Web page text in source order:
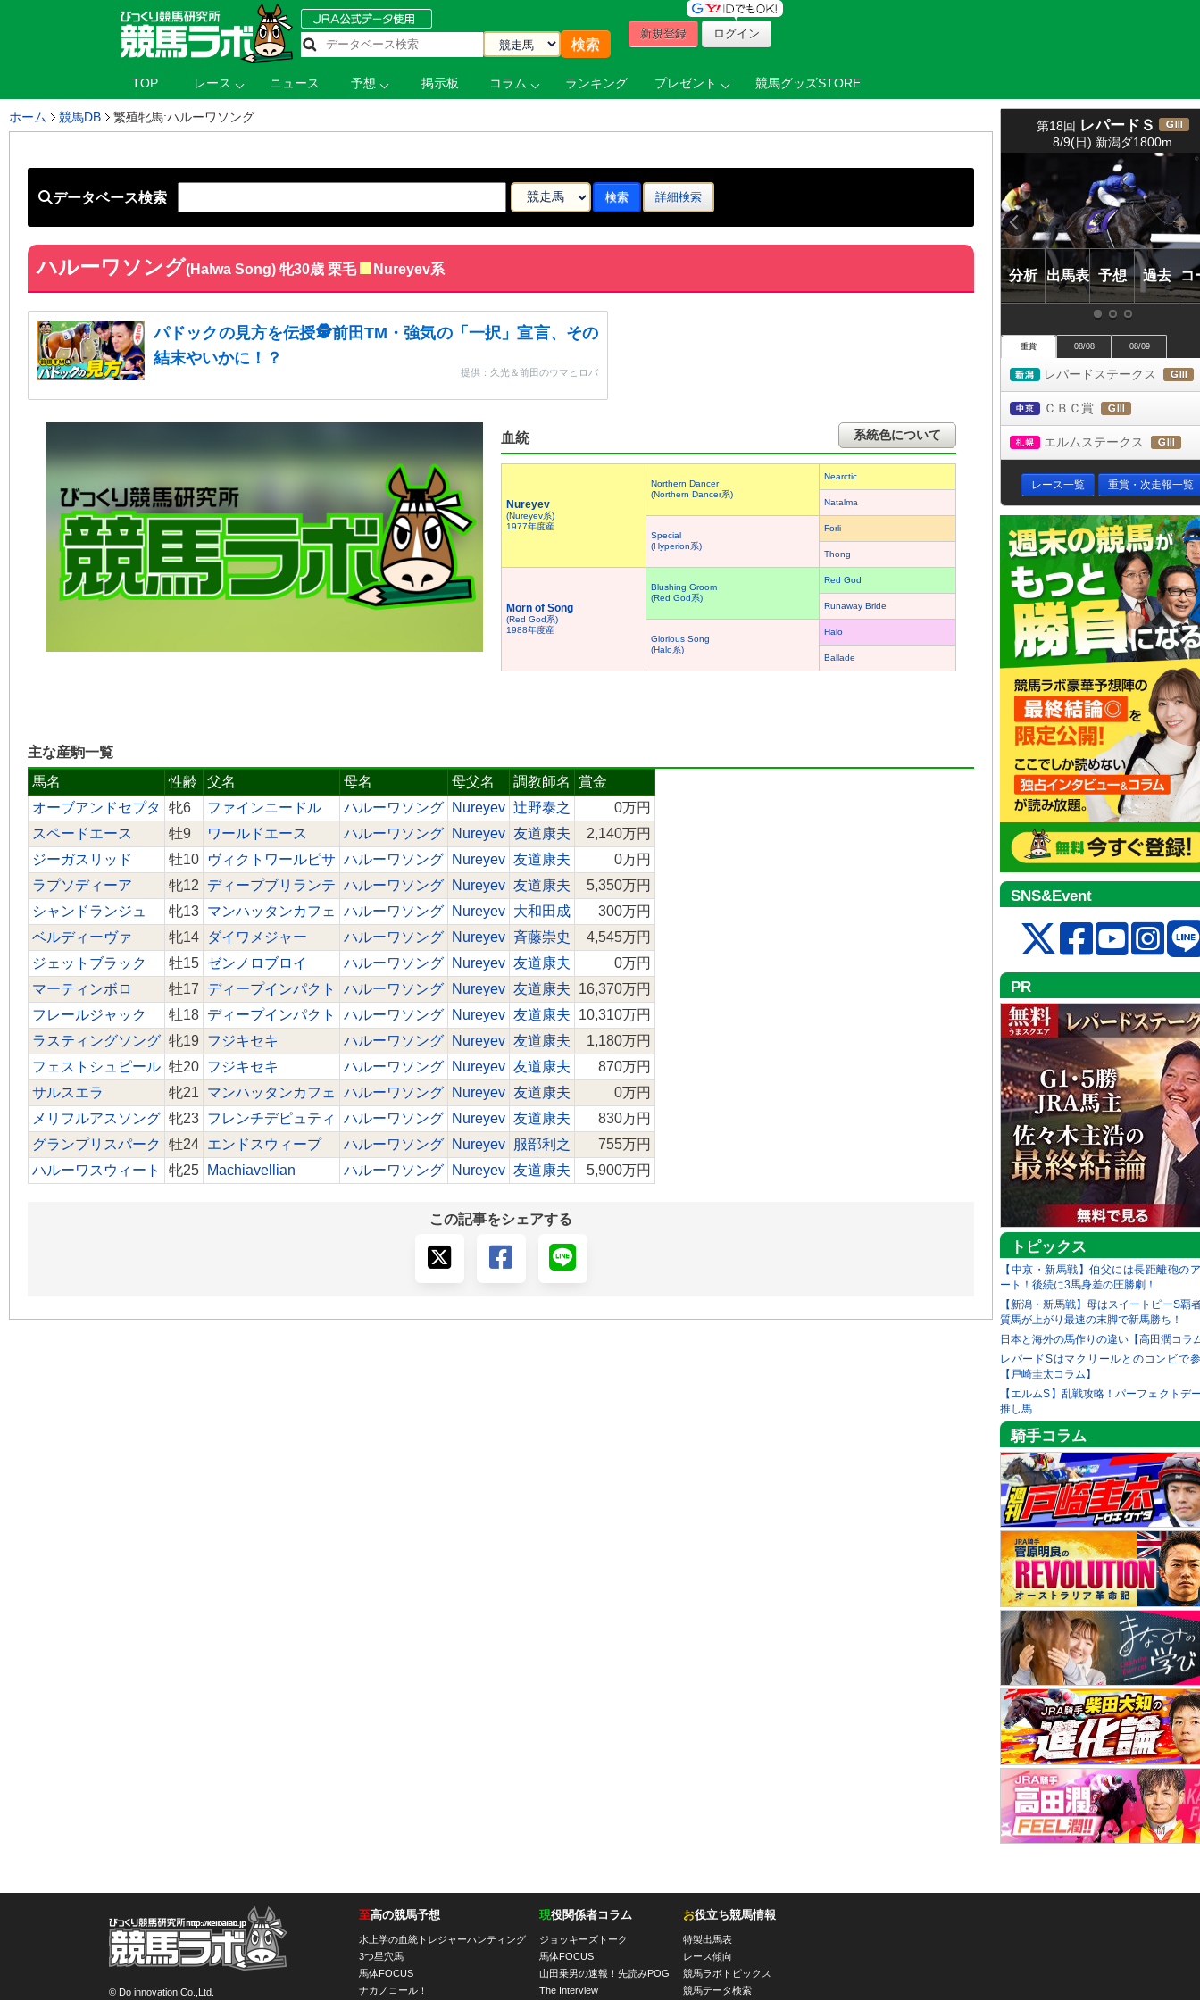
新規登録 ログイン
TOP レース ニュース 予想 掲示板 コラム ランキング プレゼント 競馬グッズSTORE
第18回 レパードＳ
(
ＧⅢ)
8/9(日) 新潟ダ1800m
分析 出馬表 予想 過去 コ
重賞 08/08 08/09
新潟
レパードステークス
中京
ＣＢＣ賞
札幌
エルムステークス
レース一覧 重賞・次走報一覧
SNS&Event
PR
トピックス
【中京・新馬戦】伯父には長距離砲の
ート！後続に3馬身差の圧勝劇！
【新潟・新馬戦】母はスイートピーS覇
質馬が上がり最速の末脚で新馬勝ち！
日本と海外の馬作りの違い【高田潤コラ
レパードSはマクリールとのコンビで
【戸崎圭太コラム】
【エルムS】乱戦攻略！パーフェクトデ
推し馬
騎手コラム
ホーム 競馬DB 繁殖牝馬:ハルーワソング
データベース検索 詳細検索
ハルーワソング(Halwa Song) 牝30歳 栗毛 Nureyev系
パドックの見方を伝授🕵前田TM・強気の「一択」宣言、その
結末やいかに！？
提供：久光＆前田のウマヒロバ
血統 系統色について
Nureyev
(Nureyev系)
1977年度産
Northern Dancer
(Northern Dancer系)
Nearctic
Natalma
Special
(Hyperion系)
Forli
Thong
Morn of Song
(Red God系)
1988年度産
Blushing Groom
(Red God系)
Red God
Runaway Bride
Glorious Song
(Halo系)
Halo
Ballade
主な産駒一覧
馬名
性齢 父名 母名 母父名 調教師名
賞金
オーブアンドセプタ
牝6 ファインニードル ハルーワソング Nureyev 辻野泰之
0万円
スペードエース
牡9 ワールドエース ハルーワソング Nureyev 友道康夫
2,140万円
ジーガスリッド
牡10 ヴィクトワールピサ ハルーワソング Nureyev 友道康夫
0万円
ラプソディーア
牝12 ディープブリランテ ハルーワソング Nureyev 友道康夫
5,350万円
シャンドランジュ
牝13 マンハッタンカフェ ハルーワソング Nureyev 大和田成
300万円
ベルディーヴァ
牝14 ダイワメジャー ハルーワソング Nureyev 斉藤崇史
4,545万円
ジェットブラック
牡15 ゼンノロブロイ ハルーワソング Nureyev 友道康夫
0万円
マーティンボロ
牡17 ディープインパクト ハルーワソング Nureyev 友道康夫
16,370万円
フレールジャック
牡18 ディープインパクト ハルーワソング Nureyev 友道康夫
10,310万円
ラスティングソング 牝19 フジキセキ ハルーワソング Nureyev 友道康夫
1,180万円
フェストシュピール 牡20 フジキセキ ハルーワソング Nureyev 友道康夫
870万円
サルスエラ
牝21 マンハッタンカフェ ハルーワソング Nureyev 友道康夫
0万円
メリフルアスソング 牝23 フレンチデピュティ ハルーワソング Nureyev 友道康夫
830万円
グランプリスパーク
牡24 エンドスウィープ ハルーワソング Nureyev 服部利之
755万円
ハルーワスウィート
牝25 Machiavellian ハルーワソング Nureyev 友道康夫 5,900万円
この記事をシェアする
© Do innovation Co.,Ltd.
至高の競馬予想
水上学の血統トレジャーハンティング
3つ星穴馬
馬体FOCUS
ナカノコール！
現役関係者コラム
ジョッキーズトーク
馬体FOCUS
山田乗男の速報！先読みPOG
The Interview
お役立ち競馬情報
特製出馬表
レース傾向
競馬ラボトピックス
競馬データ検索